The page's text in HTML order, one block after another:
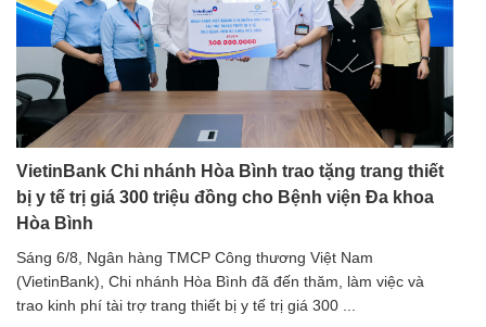
VietinBank Chi nhánh Hòa Bình trao tặng trang thiết
bị y tế trị giá 300 triệu đồng cho Bệnh viện Đa khoa
Hòa Bình
Sáng 6/8, Ngân hàng TMCP Công thương Việt Nam
(VietinBank), Chi nhánh Hòa Bình đã đến thăm, làm việc và
trao kinh phí tài trợ trang thiết bị y tế trị giá 300 ...